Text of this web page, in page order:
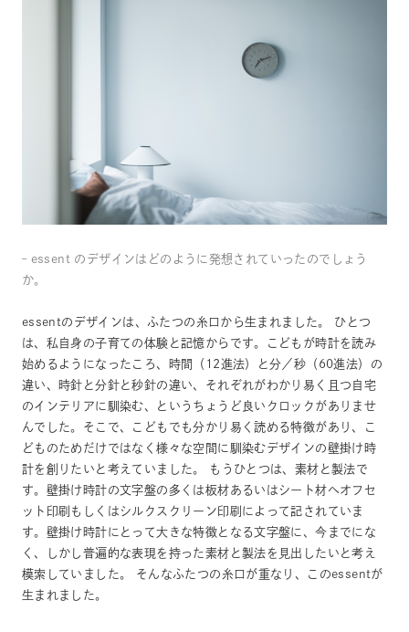
– essent のデザインはどのように発想されていったのでしょう
か。
essentのデザインは、ふたつの糸口から生まれました。 ひとつ
は、私自身の子育ての体験と記憶からです。こどもが時計を読み
始めるようになったころ、時間（12進法）と分／秒（60進法）の
違い、時針と分針と秒針の違い、それぞれがわかり易く且つ自宅
のインテリアに馴染む、というちょうど良いクロックがありませ
んでした。そこで、こどもでも分かり易く読める特徴があり、こ
どものためだけではなく様々な空間に馴染むデザインの壁掛け時
計を創りたいと考えていました。 もうひとつは、素材と製法で
す。壁掛け時計の文字盤の多くは板材あるいはシート材へオフセ
ット印刷もしくはシルクスクリーン印刷によって記されていま
す。壁掛け時計にとって大きな特徴となる文字盤に、今までにな
く、しかし普遍的な表現を持った素材と製法を見出したいと考え
模索していました。 そんなふたつの糸口が重なり、このessentが
生まれました。